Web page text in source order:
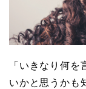
「いきなり何
いかと思うかも